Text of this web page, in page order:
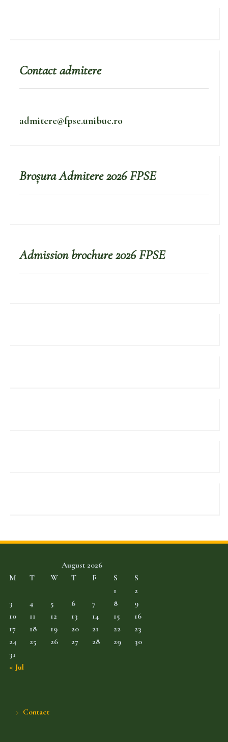
Contact admitere
admitere@fpse.unibuc.ro
Broșura Admitere 2026 FPSE
Admission brochure 2026 FPSE
August 2026
M
T W T F S
S
1
2
3
4 5 6 7 8
9
10
11 12 13 14 15
16
17
18 19 20 21 22
23
24
25 26 27 28 29
30
31
« Jul
Contact